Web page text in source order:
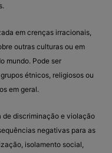
em crenças irracionais,
outras culturas ou em
mundo. Pode ser
étnicos, religiosos ou
em geral.
de discriminação e violação
negativas para as
isolamento social,